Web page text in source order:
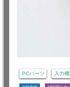
PCパーツ 入力